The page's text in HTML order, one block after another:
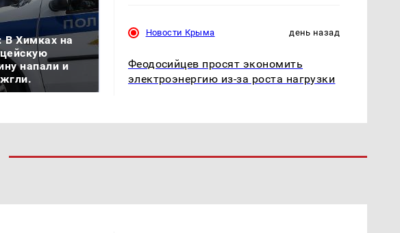
Химках на
напали и
президентов США и
России: Европа?
были украдены 18
миллионов рублей
Новости Крыма день назад
Феодосийцев просят экономить
электроэнергию из-за роста нагрузки